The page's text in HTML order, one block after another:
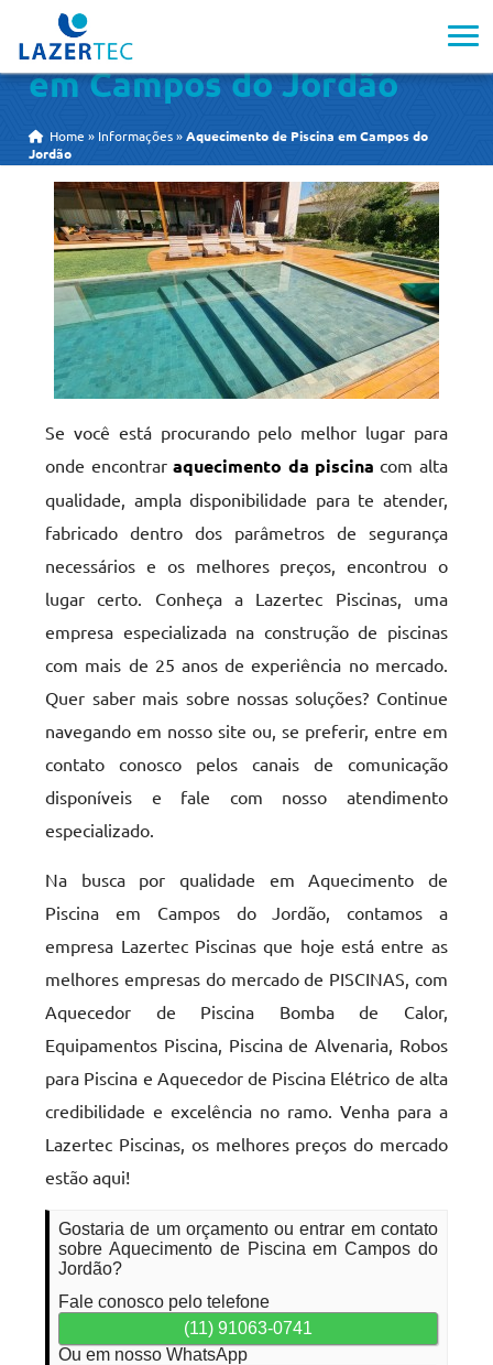
Aquecimento de Piscina
em Campos do Jordão
Home » Informações »Aquecimento de Piscina em Campos do
Jordão
Se você está procurando pelo melhor lugar para
onde encontraraquecimento da piscina com alta
qualidade, ampla disponibilidade para te atender,
fabricado dentro dos parâmetros de segurança
necessários e os melhores preços, encontrou o
lugar certo. Conheça a Lazertec Piscinas, uma
empresa especializada na construção de piscinas
com mais de 25 anos de experiência no mercado.
Quer saber mais sobre nossas soluções? Continue
navegando em nosso site ou, se preferir, entre em
contato conosco pelos canais de comunicação
disponíveis e fale com nosso atendimento
especializado.
Na busca por qualidade em Aquecimento de
Piscina em Campos do Jordão, contamos a
empresa Lazertec Piscinas que hoje está entre as
melhores empresas do mercado de PISCINAS, com
Aquecedor de Piscina Bomba de Calor,
Equipamentos Piscina, Piscina de Alvenaria, Robos
para Piscina e Aquecedor de Piscina Elétrico de alta
credibilidade e excelência no ramo. Venha para a
Lazertec Piscinas, os melhores preços do mercado
estão aqui!
Gostaria de um orçamento ou entrar em contato
sobre Aquecimento de Piscina em Campos do
Jordão?
Fale conosco pelo telefone
(11) 91063-0741
Ou em nosso WhatsApp